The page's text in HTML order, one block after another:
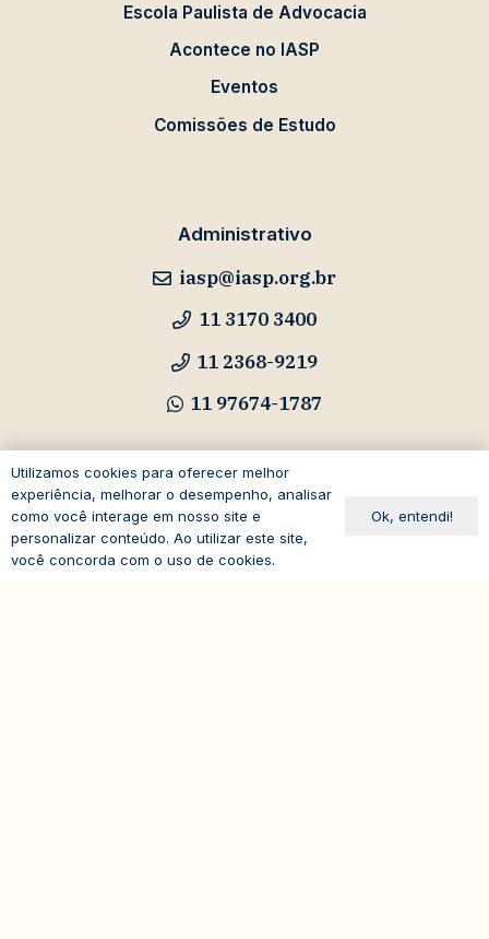
Escola Paulista de Advocacia
Acontece no IASP
Eventos
Comissões de Estudo
Administrativo
iasp@iasp.org.br
11 3170 3400
11 2368-9219
11 97674-1787
Cursos e Eventos
eventos@iasp.org.br
Utilizamos cookies para oferecer melhor
experiência, melhorar o desempenho, analisar
como você interage em nosso site e
personalizar conteúdo. Ao utilizar este site,
você concorda com o uso de cookies.
Ok, entendi!